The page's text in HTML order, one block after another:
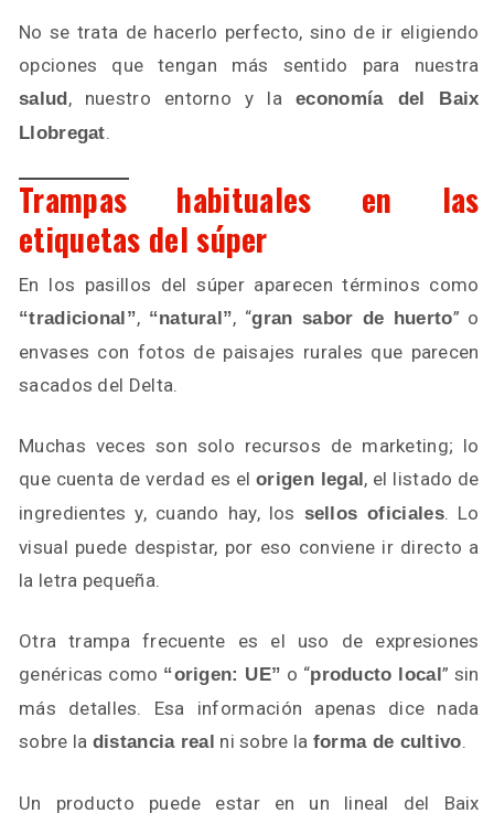
No se trata de hacerlo perfecto, sino de ir eligiendo
opciones que tengan más sentido para nuestra
salud, nuestro entorno y laeconomía del Baix
Llobregat.
Trampas habituales en las
etiquetas del súper
En los pasillos del súper aparecen términos como
“tradicional”, “natural”, “gran sabor de huerto” o
envases con fotos de paisajes rurales que parecen
sacados del Delta.
Muchas veces son solo recursos de marketing; lo
que cuenta de verdad es elorigen legal, el listado de
ingredientes y, cuando hay, los sellos oficiales. Lo
visual puede despistar, por eso conviene ir directo a
la letra pequeña.
Otra trampa frecuente es el uso de expresiones
genéricas como “origen: UE” o “producto local” sin
más detalles. Esa información apenas dice nada
sobre la distancia real ni sobre la forma de cultivo.
Un producto puede estar en un lineal del Baix